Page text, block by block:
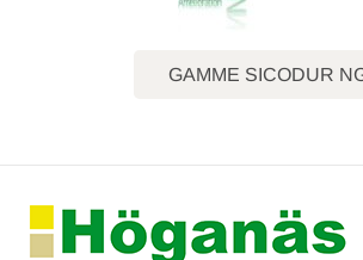
GAMME SICODUR